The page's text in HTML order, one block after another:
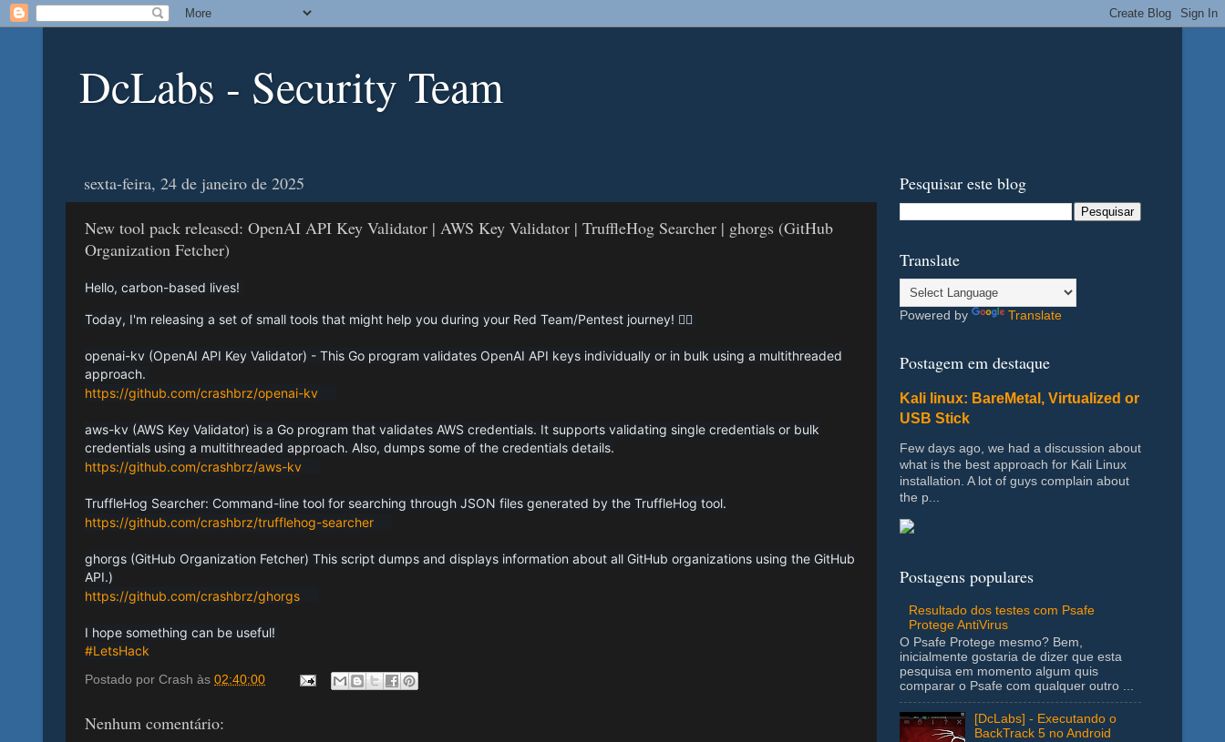
DcLabs - Security Team
sexta-feira, 24 de janeiro de 2025
New tool pack released: OpenAI API Key Validator | AWS Key Validator | TruffleHog Searcher | ghorgs (GitHub
Organization Fetcher)
Hello, carbon-based lives!
Today, I'm releasing a set of small tools that might help you during your Red Team/Pentest journey! 🏴‍☠️
openai-kv (OpenAI API Key Validator) - This Go program validates OpenAI API keys individually or in bulk using a multithreaded
approach.
https://github.com/crashbrz/openai-kv
aws-kv (AWS Key Validator) is a Go program that validates AWS credentials. It supports validating single credentials or bulk
credentials using a multithreaded approach. Also, dumps some of the credentials details.
https://github.com/crashbrz/aws-kv
TruffleHog Searcher: Command-line tool for searching through JSON files generated by the TruffleHog tool.
https://github.com/crashbrz/trufflehog-searcher
ghorgs (GitHub Organization Fetcher) This script dumps and displays information about all GitHub organizations using the GitHub
API.)
https://github.com/crashbrz/ghorgs
I hope something can be useful!
hashtag
#LetsHack
Postado por Crash às 02:40:00
Nenhum comentário:
Pesquisar este blog
Translate
Powered by Translate
Postagem em destaque
Kali linux: BareMetal, Virtualized or
USB Stick
Few days ago, we had a discussion about
what is the best approach for Kali Linux
installation. A lot of guys complain about
the p...
Postagens populares
Resultado dos testes com Psafe
Protege AntiVirus
O Psafe Protege mesmo? Bem,
inicialmente gostaria de dizer que esta
pesquisa em momento algum quis
comparar o Psafe com qualquer outro ...
[DcLabs] - Executando o
BackTrack 5 no Android